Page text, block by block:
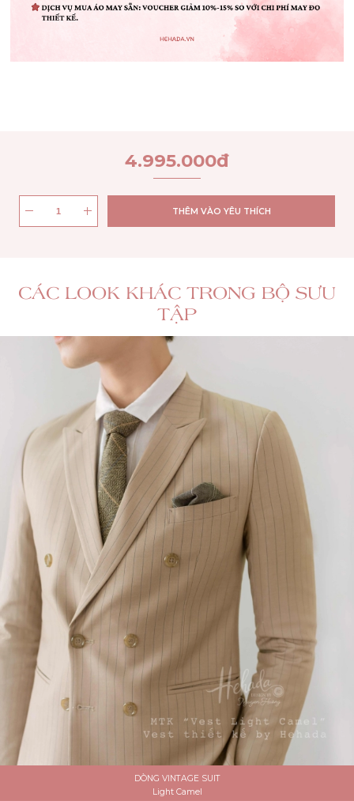
4.995.000đ
THÊM VÀO YÊU THÍCH
CÁC LOOK KHÁC TRONG BỘ SƯU
TẬP
DÒNG VINTAGE SUIT
Light Camel